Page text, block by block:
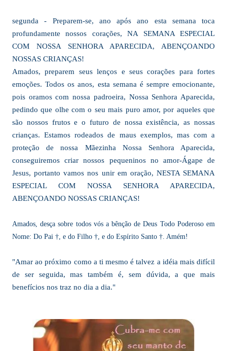
segunda - Preparem-se, ano após ano esta semana toca
profundamente nossos corações, NA SEMANA ESPECIAL
COM NOSSA SENHORA APARECIDA, ABENÇOANDO
NOSSAS CRIANÇAS!
Amados, preparem seus lenços e seus corações para fortes
emoções. Todos os anos, esta semana é sempre emocionante,
pois oramos com nossa padroeira, Nossa Senhora Aparecida,
pedindo que olhe com o seu mais puro amor, por aqueles que
são nossos frutos e o futuro de nossa existência, as nossas
crianças. Estamos rodeados de maus exemplos, mas com a
proteção de nossa Mãezinha Nossa Senhora Aparecida,
conseguiremos criar nossos pequeninos no amor-Ágape de
Jesus, portanto vamos nos unir em oração, NESTA SEMANA
ESPECIAL COM NOSSA SENHORA APARECIDA,
ABENÇOANDO NOSSAS CRIANÇAS!
Amados, desça sobre todos vós a bênção de Deus Todo Poderoso em
Nome: Do Pai †, e do Filho †, e do Espírito Santo †. Amém!
"Amar ao próximo como a ti mesmo é talvez a idéia mais difícil
de ser seguida, mas também é, sem dúvida, a que mais
benefícios nos traz no dia a dia."